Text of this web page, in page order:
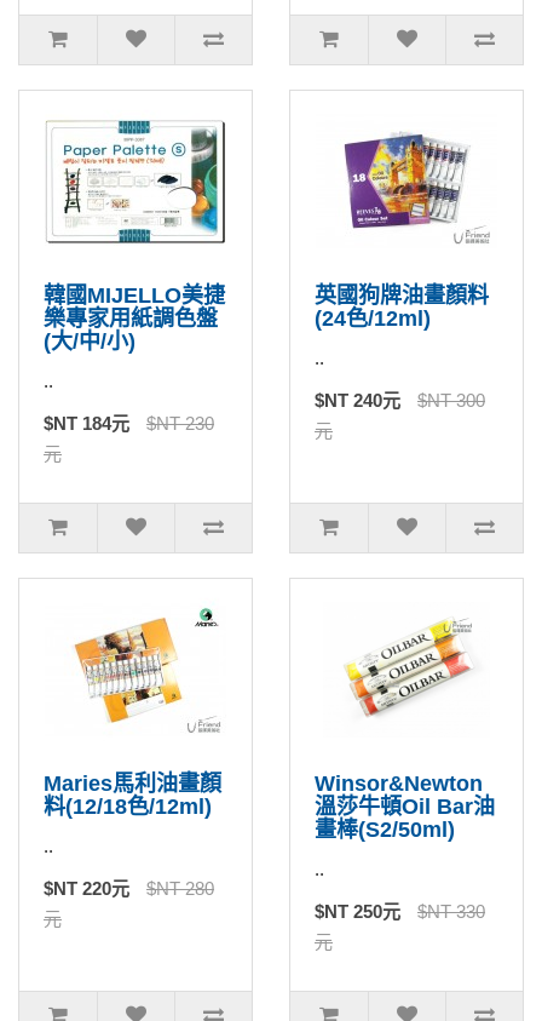
韓國MIJELLO美捷
樂專家用紙調色盤
(大/中/小)
..
$NT 184元
$NT 230
元
英國狗牌油畫顏料
(24色/12ml)
..
$NT 240元
$NT 300
元
Maries馬利油畫顏
料(12/18色/12ml)
..
$NT 220元
$NT 280
元
Winsor&Newton
溫莎牛頓Oil Bar油
畫棒(S2/50ml)
..
$NT 250元
$NT 330
元